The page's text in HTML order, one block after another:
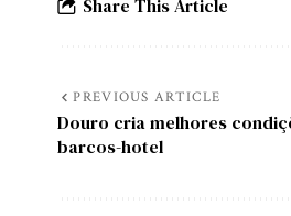
Share This Article
PREVIOUS ARTICLE
Douro cria melhores
barcos-hotel